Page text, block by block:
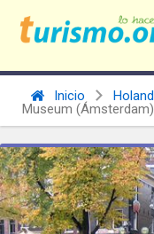
Inicio
Museum (Ámsterdam)